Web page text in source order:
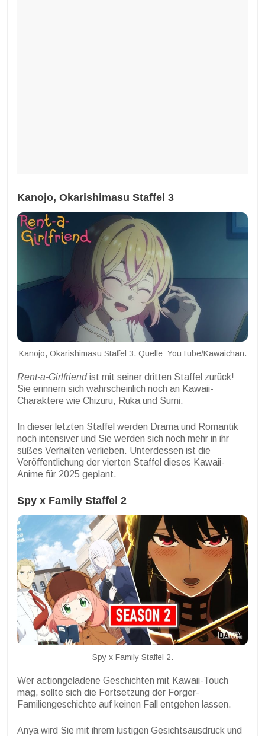
Kanojo, Okarishimasu Staffel 3
Kanojo, Okarishimasu Staffel 3. Quelle: YouTube/Kawaichan.
Rent-a-Girlfriendist mit seiner dritten Staffel zurück!
Sie erinnern sich wahrscheinlich noch an Kawaii-
Charaktere wie Chizuru, Ruka und Sumi.
In dieser letzten Staffel werden Drama und Romantik
noch intensiver und Sie werden sich noch mehr in ihr
süßes Verhalten verlieben. Unterdessen ist die
Veröffentlichung der vierten Staffel dieses Kawaii-
Anime für 2025 geplant.
Spy x Family Staffel 2
Spy x Family Staffel 2.
Wer actiongeladene Geschichten mit Kawaii-Touch
mag, sollte sich die Fortsetzung der Forger-
Familiengeschichte auf keinen Fall entgehen lassen.
Anya wird Sie mit ihrem lustigen Gesichtsausdruck und